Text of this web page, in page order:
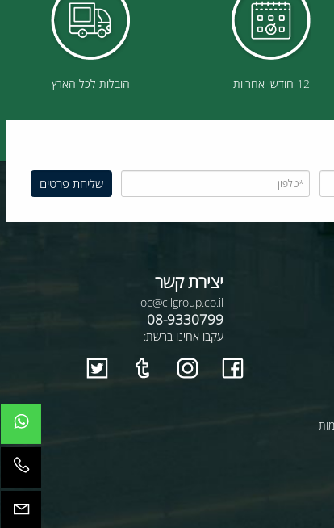
12 חודשי אחריות הובלות לכל הארץ
יצירת קשר
08-9330799